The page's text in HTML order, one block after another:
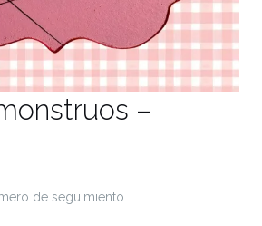
–
de seguimiento